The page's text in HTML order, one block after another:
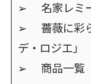
➢ 名家レミ
➢ 薔薇に彩ら
デ・ロジエ」
➢ 商品一覧